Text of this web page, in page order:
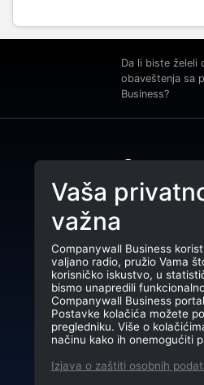
Da li biste želeli
obaveštenja sa
Business?
povezivanjem
CompanyWall
Vaša
važna
Companywall Business
valjano radio, pružio Vama
korisničko iskustvo, u
bismo unapredili
Companywall Business
Postavke kolačića možete
pregledniku. Više o
načinu kako ih onemogućiti
Izjava o zaštiti osobnih